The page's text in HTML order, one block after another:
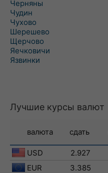
Черняны
Чудин
Чухово
Шерешево
Щерчово
Яечковичи
Язвинки
Лучшие курсы валют
валюта сдать
USD 2.927
EUR
3.385